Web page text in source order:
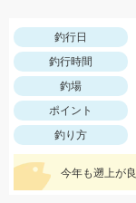
釣行日
釣行時間
釣場
ポイント
釣り方